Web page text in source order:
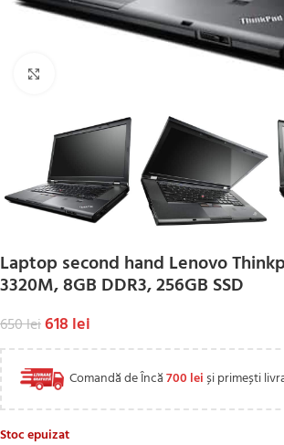
Laptop second hand Lenovo
3320M, 8GB DDR3, 256GB SSD
650lei618 lei
Comandă de Încă700 leiși primești
Stoc epuizat